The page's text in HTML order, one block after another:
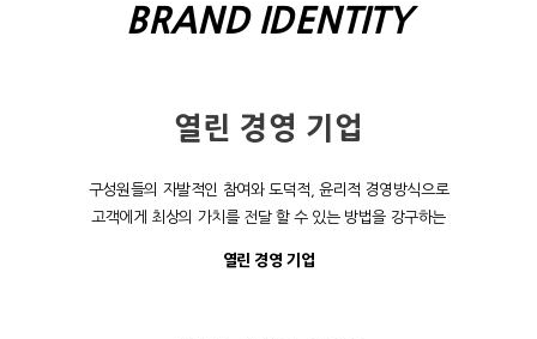
BRAND IDENTITY
열린 경영 기업
구성원들의 자발적인 참여와 도덕적, 윤리적 경영방식으로
고객에게 최상의 가치를 전달 할 수 있는 방법을 강구하는
열린 경영 기업